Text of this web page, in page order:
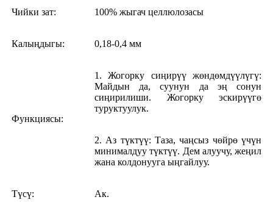
Чийки зат: 100% жыгач целлюлозасы
Калыңдыгы: 0,18-0,4 мм
Функциясы:
1. Жогорку сиңирүү жөндөмдүүлүгү:
Майдын да, суунун да эң сонун
сиңирилиши. Жогорку эскирүүгө
туруктуулук.
2. Аз түктүү: Таза, чаңсыз чөйрө үчүн
минималдуу түктүү. Дем алуучу, жеңил
жана колдонууга ыңгайлуу.
Түсү: Ак.